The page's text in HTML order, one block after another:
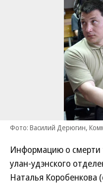
Фото: Василий Дерюгин,
Информацию о смерти
улан-удэнского
Наталья Коробенкова